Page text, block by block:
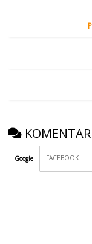
KOMENTAR
Google FACEBOOK